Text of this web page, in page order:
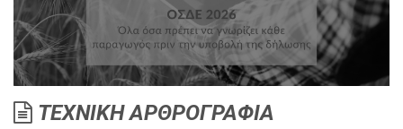
ΤΕΧΝΙΚΗ ΑΡΘΡΟΓΡΑΦΙΑ